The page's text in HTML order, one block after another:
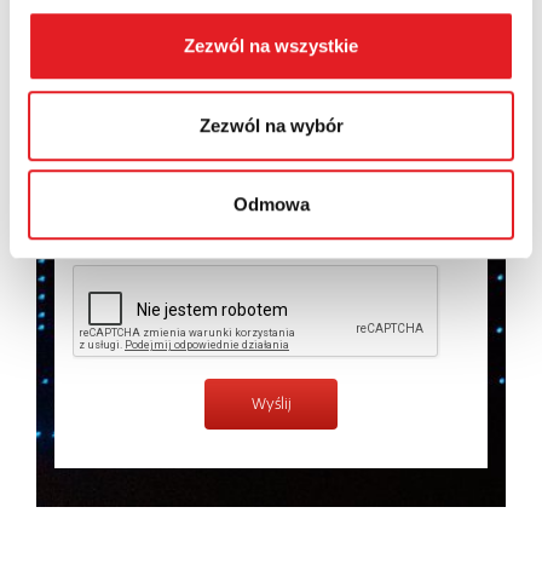
Zezwól na wszystkie
Zezwól na wybór
Odmowa
osobowych przez Relpol S.A. Więcej informacji na
prywatności.*